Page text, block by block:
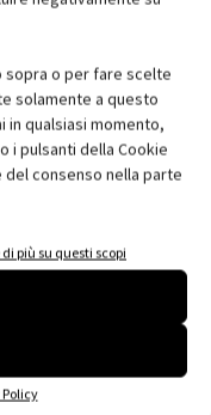
sopra o per fare scelte
solamente a questo
in qualsiasi momento,
i pulsanti della Cookie
consenso nella parte
di più su questi scopi